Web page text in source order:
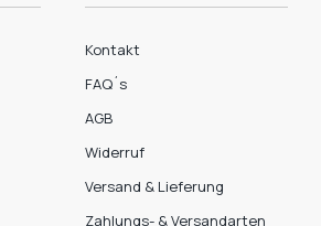
Kontakt
FAQ´s
AGB
Widerruf
Versand & Lieferung
Zahlungs- & Versandarten